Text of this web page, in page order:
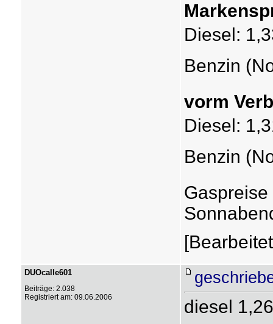
Diesel:
Benzin
vorm
Diesel:
Benzin
DUOcalle601
Beiträge: 2.038
Registriert am: 09.06.2006
diesel 1,26